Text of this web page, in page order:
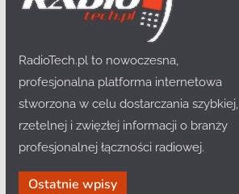
RadioTech.pl to nowoczesna,
profesjonalna platforma internetowa
stworzona w celu dostarczania szybkiej,
rzetelnej i zwięzłej informacji o branży
profesjonalnej łączności radiowej.
Ostatnie wpisy